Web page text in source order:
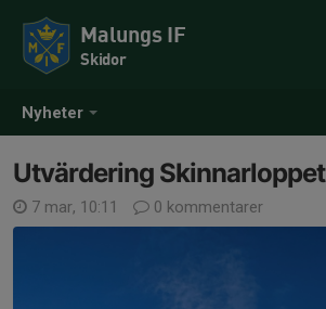
Nyheter
Malungs IF
Skidor
Utvärdering Skinnarloppet
7 mar, 10:11 0 kommentarer